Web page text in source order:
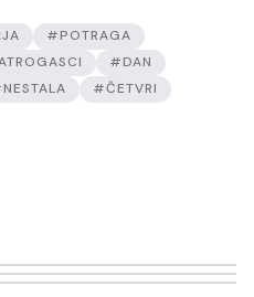
#POTRAGA
#DAN
#ČETVRI